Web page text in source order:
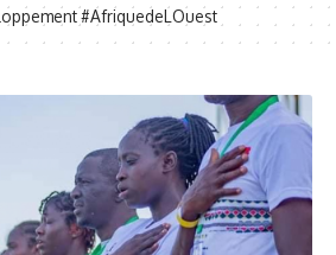
#AfriquedeLOuest